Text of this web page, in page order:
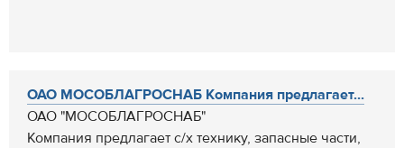
ОАО МОСОБЛАГРОСНАБ Компания предлагает...
ОАО "МОСОБЛАГРОСНАБ"
Компания предлагает с/х технику, запасные части,